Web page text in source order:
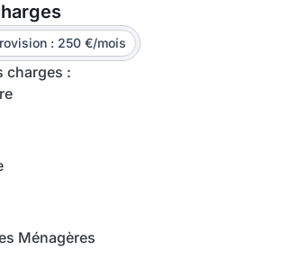
: 250 €/mois
charges :
Ménagères